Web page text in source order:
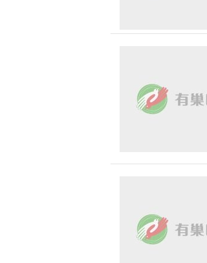
台中市-清水區
台中市-南屯區
台中市-大里區
台中市-和平區